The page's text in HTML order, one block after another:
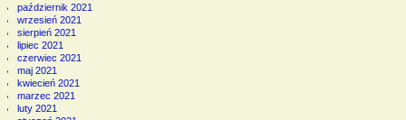
październik 2021
wrzesień 2021
sierpień 2021
lipiec 2021
czerwiec 2021
maj 2021
kwiecień 2021
marzec 2021
luty 2021